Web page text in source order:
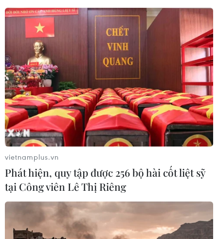
vietnamplus.vn
Phát hiện, quy tập được 256 bộ hài cốt liệt sỹ
tại Công viên Lê Thị Riêng